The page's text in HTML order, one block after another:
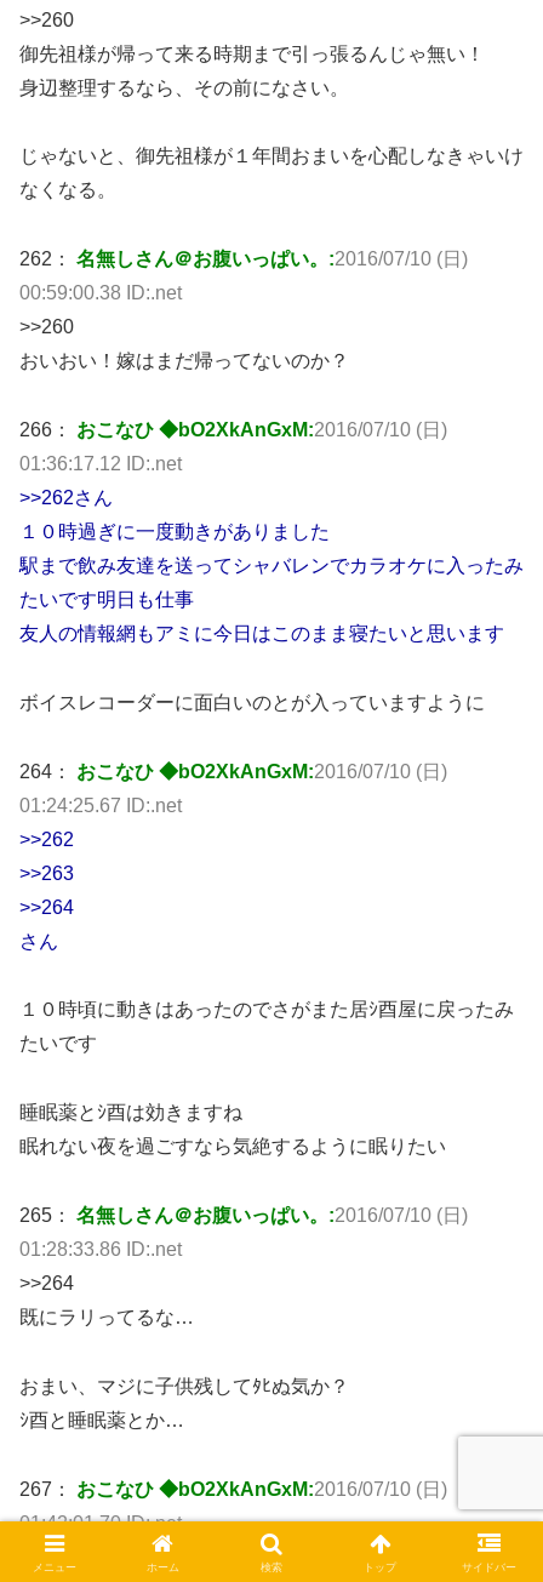
>>260
御先祖様が帰って来る時期まで引っ張るんじゃ無い！
身辺整理するなら、その前になさい。
じゃないと、御先祖様が１年間おまいを心配しなきゃいけ
なくなる。
262： 名無しさん＠お腹いっぱい。:2016/07/10 (日)
00:59:00.38 ID:.net
>>260
おいおい！嫁はまだ帰ってないのか？
266： おこなひ ◆bO2XkAnGxM:2016/07/10 (日)
01:36:17.12 ID:.net
>>262さん
１０時過ぎに一度動きがありました
駅まで飲み友達を送ってシャバレンでカラオケに入ったみ
たいです明日も仕事
友人の情報網もアミに今日はこのまま寝たいと思います
ボイスレコーダーに面白いのとが入っていますように
264： おこなひ ◆bO2XkAnGxM:2016/07/10 (日)
01:24:25.67 ID:.net
>>262
>>263
>>264
さん
１０時頃に動きはあったのでさがまた居ｼ酉屋に戻ったみ
たいです
睡眠薬とｼ酉は効きますね
眠れない夜を過ごすなら気絶するように眠りたい
265： 名無しさん＠お腹いっぱい。:2016/07/10 (日)
01:28:33.86 ID:.net
>>264
既にラリってるな…
おまい、マジに子供残してﾀﾋぬ気か？
ｼ酉と睡眠薬とか…
267： おこなひ ◆bO2XkAnGxM:2016/07/10 (日)
01:42:01.70 ID:.net
私の体は 大丈夫ですよ♪
メニュー ホーム 検索 トップ サイドバー